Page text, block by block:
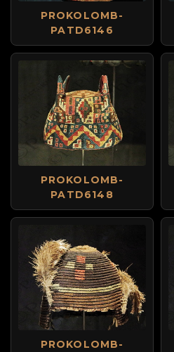
PROKOLOMB-
PATD6146
PROKOLOMB-
PATD6148
PROKOLOMB-